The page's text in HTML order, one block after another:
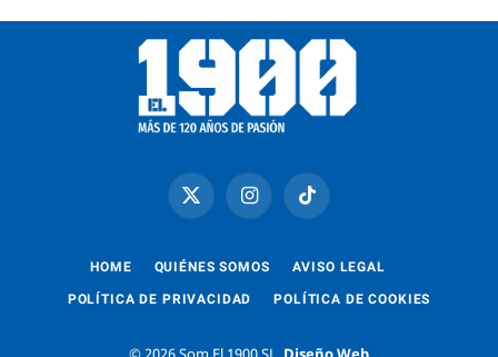
X
(Twitter)
InstagramTikTok
HOME QUIÉNES SOMOS AVISO LEGAL
POLÍTICA DE PRIVACIDAD POLÍTICA DE COOKIES